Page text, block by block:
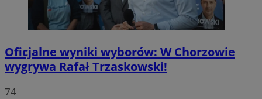
Oficjalne wyniki wyborów: W Chorzowie
wygrywa Rafał Trzaskowski!
74